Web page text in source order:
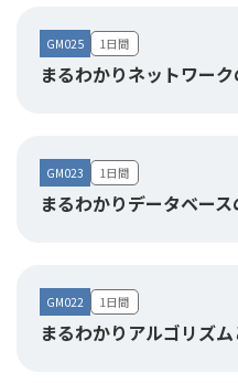
GM025
まるわかりネットワー
1日間
GM023
まるわかりデータベー
1日間
GM022
まるわかりアルゴリズ
1日間